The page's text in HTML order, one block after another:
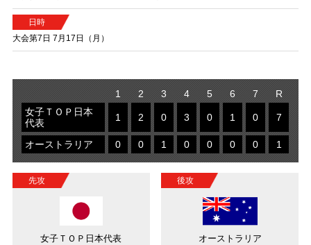
日時
大会第7日 7月17日（月）
1 2 3 4 5 6 7
R
女子ＴＯＰ日本
代表
1 2 0 3 0 1 0 7
オーストラリア 0 0 1 0 0 0 0 1
先攻
女子ＴＯＰ日本代表
後攻
オーストラリア